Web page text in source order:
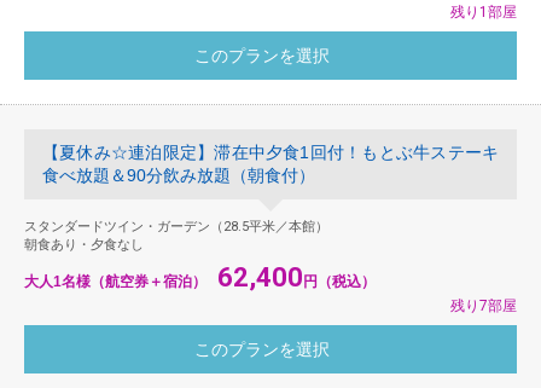
残り1部屋
【夏休み☆連泊限定】滞在中夕食1回付！もとぶ牛ステーキ
食べ放題＆90分飲み放題（朝食付）
スタンダードツイン・ガーデン（28.5平米／本館）
朝食あり・夕食なし
大人1名様（航空券＋宿泊） 62,400円（税込）
残り7部屋